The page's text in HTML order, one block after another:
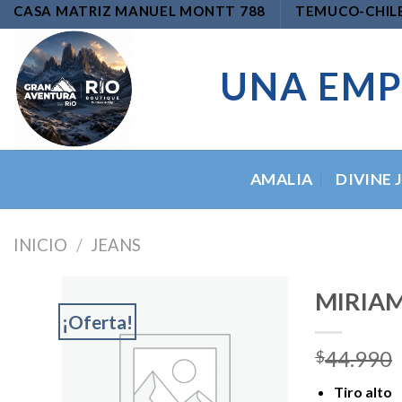
Skip
to
content
CASA MATRIZ MANUEL MONTT 788 TEMUCO-
UNA
AMALIA DIVINE
INICIO / JEANS
¡Oferta!
$44.990
Tiro alto